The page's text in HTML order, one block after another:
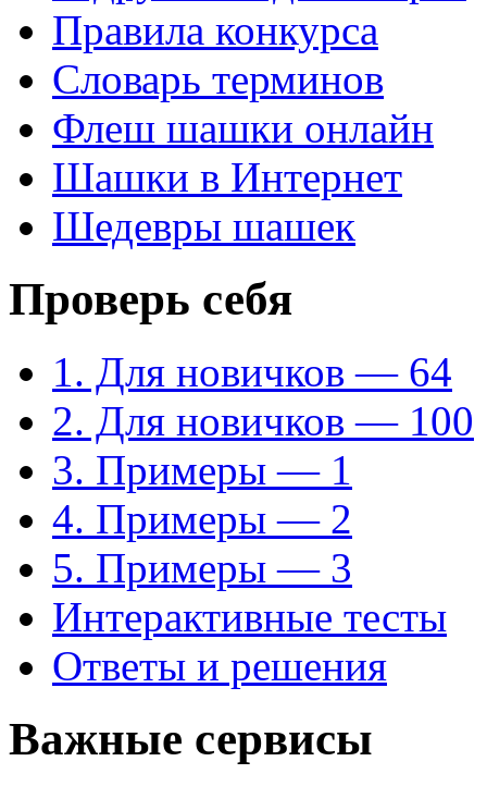
Правила конкурса
Словарь терминов
Флеш шашки онлайн
Шашки в Интернет
Шедевры шашек
Проверь себя
1. Для новичков — 64
2. Для новичков — 100
3. Примеры — 1
4. Примеры — 2
5. Примеры — 3
Интерактивные тесты
Ответы и решения
Важные сервисы